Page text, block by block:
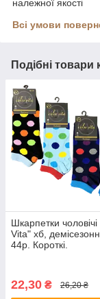
належної якості
Всі умови
Подібні товари
Шкарпетки
Vita" хб,
44р. Короткі.
22,30 ₴ 26,20 ₴